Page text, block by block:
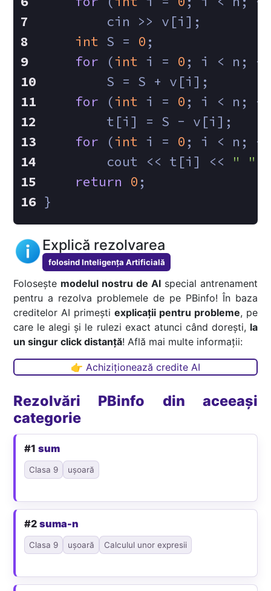
        cin >> v[i];
int S = 0 ;
for (int i = 0 ; i < n;
        S = S + v[i];
for (int i = 0 ; i < n;
        t[i] = S - v[i];
for (int i = 0 ; i < n;
        cout << t[i] <<
" "
return
0 ;
}
Explică rezolvarea
folosind Inteligența Artificială
Folosește modelul nostru de AIspecial antrenament
pentru a rezolva problemele de pe PBinfo! În baza
creditelor AI primești explicații pentru probleme, pe
care le alegi și le rulezi exact atunci când dorești, la
un singur click distanță! Află mai multe informații:
👉 Achiziționează credite AI
Rezolvări PBinfo din aceeași
categorie
#1sum
Clasa 9 ușoară
#2suma-n
Clasa 9 ușoară Calculul unor expresii